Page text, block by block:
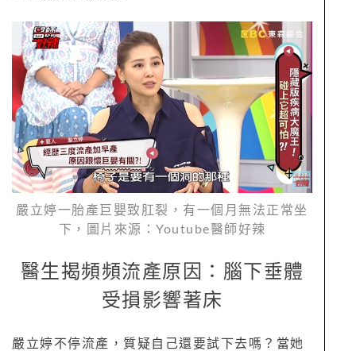
嚴立婷一胎產巨嬰致肛裂，有一個月無法正常坐
下，圖片來源：Youtube醫師好辣
醫生揭頻頻流產原因：腦下垂體
受損影響著床
嚴立婷不停流產，質疑自己還要試下去嗎？當她